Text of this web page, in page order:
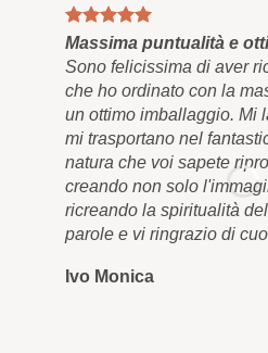
Massima puntualità e
Sono felicissima di aver
che ho ordinato con la
un ottimo imballaggio. Mi
mi trasportano nel
natura che voi sapete
creando non solo
ricreando la spiritualità
parole e vi ringrazio di
Ivo Monica